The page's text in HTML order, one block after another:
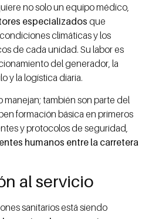
no solo un equipo médico,
especializados que
climáticas y los
de cada unidad. Su labor es
del generador, la
y la logística diaria.
manejan; también son parte del
formación básica en primeros
y protocolos de seguridad,
humanos entre la carretera
al servicio
sanitarios está siendo